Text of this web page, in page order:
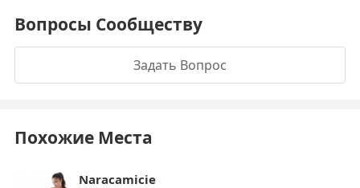
Вопросы Сообществу
Задать Вопрос
Похожие Места
Naracamicie